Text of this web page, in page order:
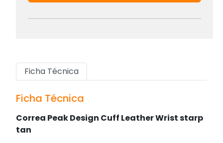
Ficha Técnica
Ficha Técnica
Correa Peak Design Cuff Leather Wrist starp
tan